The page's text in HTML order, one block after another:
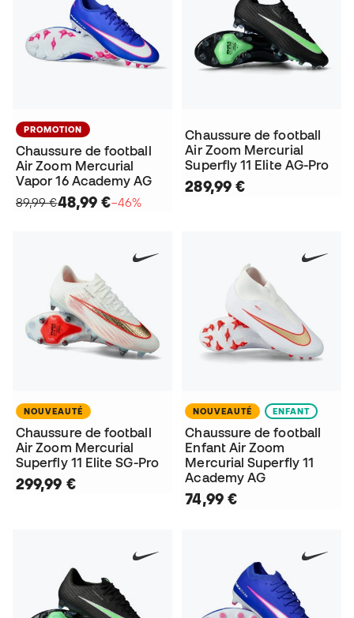
PROMOTION
Chaussure de football
Air Zoom Mercurial
Vapor 16 Academy AG
89,99 €48,99 €−46%
Chaussure de football
Air Zoom Mercurial
Superfly 11 Elite AG-Pro
289,99 €
NOUVEAUTÉ
Chaussure de football
Air Zoom Mercurial
Superfly 11 Elite SG-Pro
299,99 €
NOUVEAUTÉ ENFANT
Chaussure de football
Enfant Air Zoom
Mercurial Superfly 11
Academy AG
74,99 €